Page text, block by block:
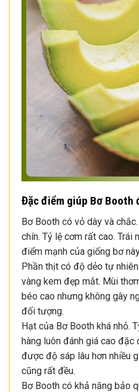
Đặc điểm giúp Bơ Booth
Bơ Booth có vỏ dày và
chín. Tỷ lệ cơm rất cao. Trái
điểm mạnh của giống bơ
Phần thịt có độ dẻo tự
vàng kem đẹp mắt. Mùi
béo cao nhưng không gây
đối tượng.
Hạt của Bơ Booth khá nhỏ.
hàng luôn đánh giá cao đặc
được độ sáp lâu hơn nhiều
cũng rất đều.
Bơ Booth có khả năng bảo